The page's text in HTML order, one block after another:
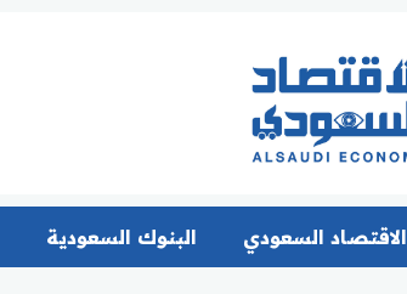
الاقتصاد السعودي البنوك السعودية